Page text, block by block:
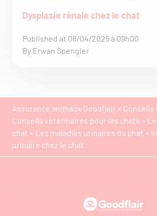
Dysplasie rénale chez le chat
Published at 08/04/2025 à 09h00
By Erwan Spengler
Assurance animaux Goodflair » Conseils
Conseils vétérinaires pour les chats »
chat » Les maladies urinaires du chat »
urinaire chez le chat
Goodflair